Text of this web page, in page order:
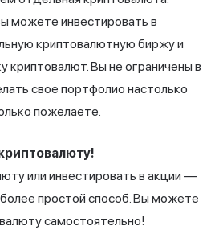
можете инвестировать в
криптовалютную биржу и
криптовалют. Вы не ограничены в
свое портфолио настолько
пожелаете.
или инвестировать в акции —
простой способ. Вы можете
самостоятельно!